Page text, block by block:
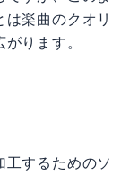
楽曲のクオリ
ります。
するためのソ